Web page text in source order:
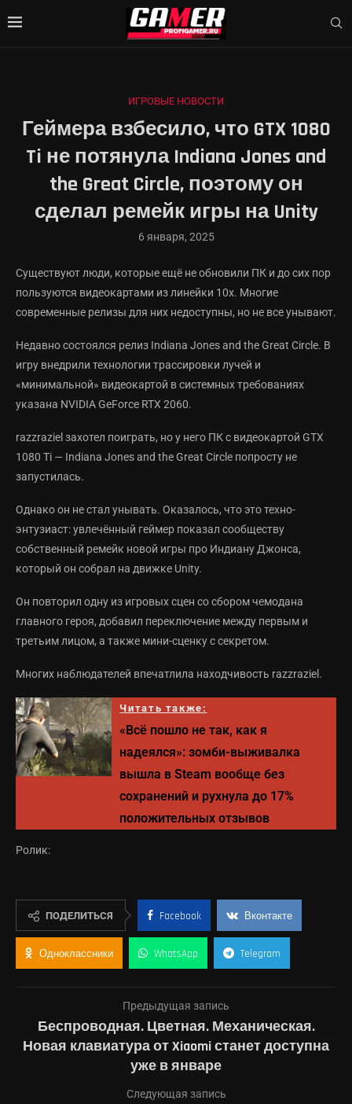
ИГРОВЫЕ НОВОСТИ
Геймера взбесило, что GTX 1080
Ti не потянула Indiana Jones and
the Great Circle, поэтому он
сделал ремейк игры на Unity
6 января, 2025
Существуют люди, которые ещё не обновили ПК и до сих пор
пользуются видеокартами из линейки 10x. Многие
современные релизы для них недоступны, но не все унывают.
Недавно состоялся релиз Indiana Jones and the Great Circle. В
игру внедрили технологии трассировки лучей и
«минимальной» видеокартой в системных требованиях
указана NVIDIA GeForce RTX 2060.
razzraziel захотел поиграть, но у него ПК с видеокартой GTX
1080 Ti — Indiana Jones and the Great Circle попросту не
запустилась.
Однако он не стал унывать. Оказалось, что это техно-
энтузиаст: увлечённый геймер показал сообществу
собственный ремейк новой игры про Индиану Джонса,
который он собрал на движке Unity.
Он повторил одну из игровых сцен со сбором чемодана
главного героя, добавил переключение между первым и
третьим лицом, а также мини-сценку с секретом.
Многих наблюдателей впечатлила находчивость razzraziel.
Читать также:
«Всё пошло не так, как я
надеялся»: зомби-выживалка
вышла в Steam вообще без
сохранений и рухнула до 17%
положительных отзывов
Ролик:
ПОДЕЛИТЬСЯ Facebook Вконтакте
Одноклассники WhatsApp Telegram
Предыдущая запись
Беспроводная. Цветная. Механическая.
Новая клавиатура от Xiaomi станет доступна
уже в январе
Следующая запись